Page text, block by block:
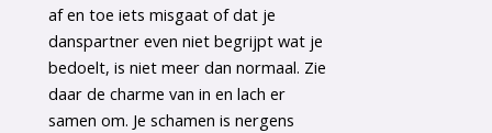
af en toe iets misgaat of dat je
danspartner even niet begrijpt wat je
bedoelt, is niet meer dan normaal. Zie
daar de charme van in en lach er
samen om. Je schamen is nergens